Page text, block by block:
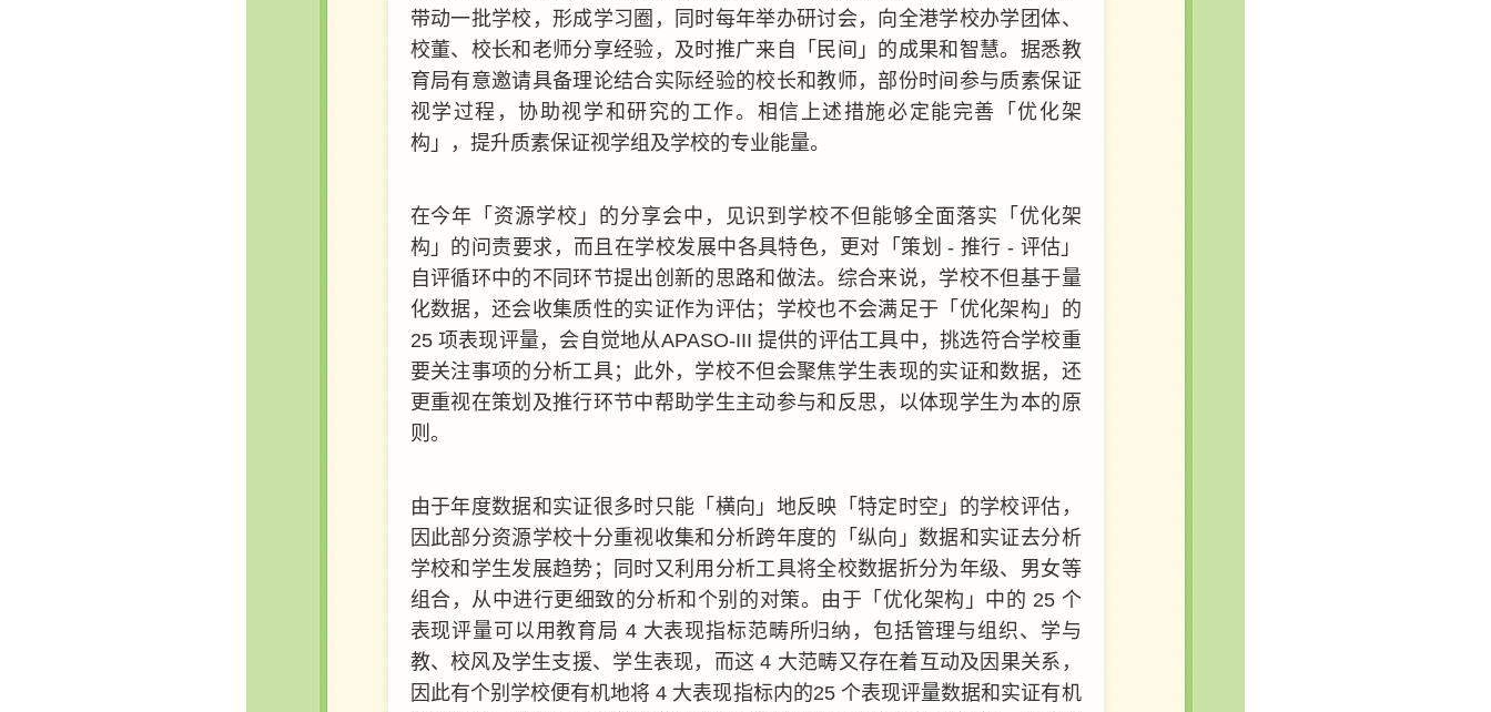
带动一批学校，形成学习圈，同时每年举办研讨会，向全港学校办学团体、
校董、校长和老师分享经验，及时推广来自「民间」的成果和智慧。据悉教
育局有意邀请具备理论结合实际经验的校长和教师，部份时间参与质素保证
视学过程，协助视学和研究的工作。相信上述措施必定能完善「优化架
构」，提升质素保证视学组及学校的专业能量。
在今年「资源学校」的分享会中，见识到学校不但能够全面落实「优化架
构」的问责要求，而且在学校发展中各具特色，更对「策划 - 推行 - 评估」
自评循环中的不同环节提出创新的思路和做法。综合来说，学校不但基于量
化数据，还会收集质性的实证作为评估；学校也不会满足于「优化架构」的
25 项表现评量，会自觉地从APASO-III 提供的评估工具中，挑选符合学校重
要关注事项的分析工具；此外，学校不但会聚焦学生表现的实证和数据，还
更重视在策划及推行环节中帮助学生主动参与和反思，以体现学生为本的原
则。
由于年度数据和实证很多时只能「横向」地反映「特定时空」的学校评估，
因此部分资源学校十分重视收集和分析跨年度的「纵向」数据和实证去分析
学校和学生发展趋势；同时又利用分析工具将全校数据折分为年级、男女等
组合，从中进行更细致的分析和个别的对策。由于「优化架构」中的 25 个
表现评量可以用教育局 4 大表现指标范畴所归纳，包括管理与组织、学与
教、校风及学生支援、学生表现，而这 4 大范畴又存在着互动及因果关系，
因此有个别学校便有机地将 4 大表现指标内的25 个表现评量数据和实证有机